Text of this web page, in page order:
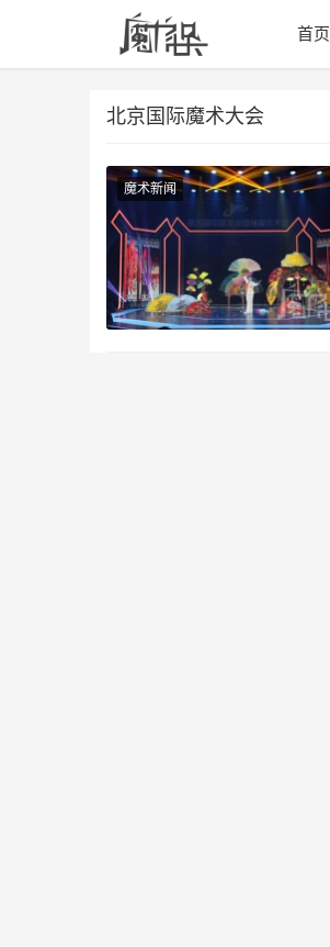
首页
北京国际魔术大会
魔术新闻